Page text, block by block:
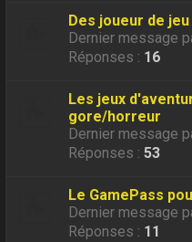
Des joueur de
Dernier message
Réponses : 16
Les jeux
gore/horreur
Dernier message
Réponses :53
Le GamePass
Dernier message
Réponses : 11